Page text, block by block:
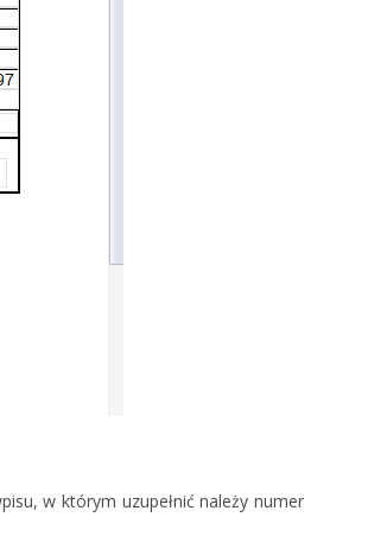
w którym uzupełnić należy numer